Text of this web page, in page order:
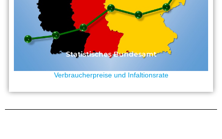
Statistisches Bundesamt
Verbraucherpreise und Infaltionsrate